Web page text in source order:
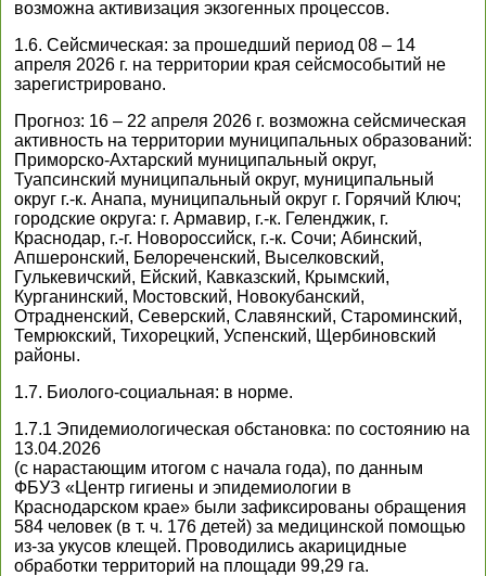
возможна активизация экзогенных процессов.
1.6. Сейсмическая: за прошедший период 08 – 14
апреля 2026 г. на территории края сейсмособытий не
зарегистрировано.
Прогноз: 16 – 22 апреля 2026 г. возможна сейсмическая
активность на территории муниципальных образований:
Приморско-Ахтарский муниципальный округ,
Туапсинский муниципальный округ, муниципальный
округ г.-к. Анапа, муниципальный округ г. Горячий Ключ;
городские округа: г. Армавир, г.-к. Геленджик, г.
Краснодар, г.-г. Новороссийск, г.-к. Сочи; Абинский,
Апшеронский, Белореченский, Выселковский,
Гулькевичский, Ейский, Кавказский, Крымский,
Курганинский, Мостовский, Новокубанский,
Отрадненский, Северский, Славянский, Староминский,
Темрюкский, Тихорецкий, Успенский, Щербиновский
районы.
1.7. Биолого-социальная: в норме.
1.7.1 Эпидемиологическая обстановка: по состоянию на
13.04.2026
(с нарастающим итогом с начала года), по данным
ФБУЗ «Центр гигиены и эпидемиологии в
Краснодарском крае» были зафиксированы обращения
584 человек (в т. ч. 176 детей) за медицинской помощью
из-за укусов клещей. Проводились акарицидные
обработки территорий на площади 99,29 га.